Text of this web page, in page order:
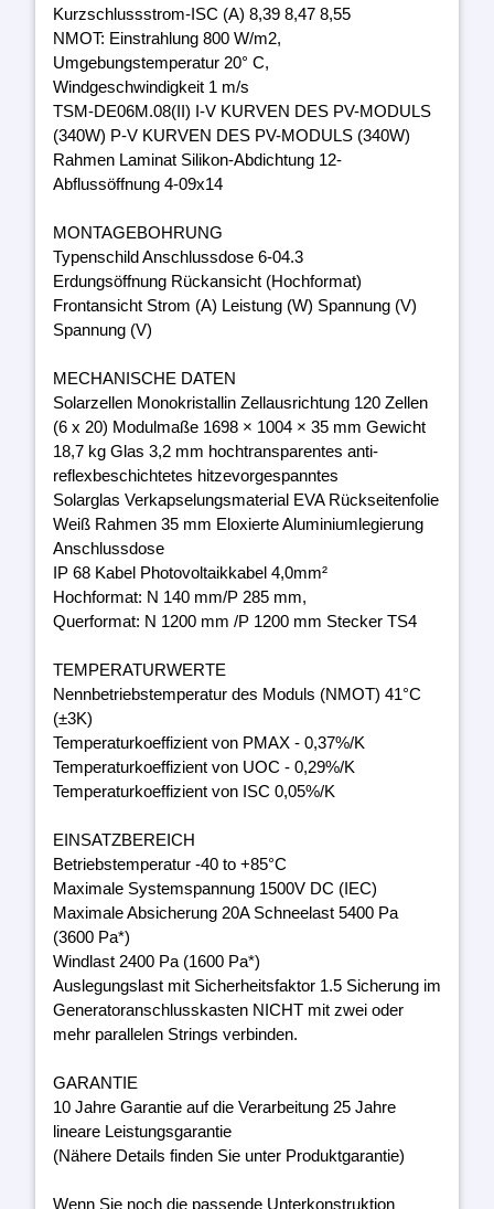
Kurzschlussstrom-ISC (A) 8,39 8,47 8,55
NMOT: Einstrahlung 800 W/m2,
Umgebungstemperatur 20° C,
Windgeschwindigkeit 1 m/s
TSM-DE06M.08(II) I-V KURVEN DES PV-MODULS
(340W) P-V KURVEN DES PV-MODULS (340W)
Rahmen Laminat Silikon-Abdichtung 12-
Abflussöffnung 4-09x14
MONTAGEBOHRUNG
Typenschild Anschlussdose 6-04.3
Erdungsöffnung Rückansicht (Hochformat)
Frontansicht Strom (A) Leistung (W) Spannung (V)
Spannung (V)
MECHANISCHE DATEN
Solarzellen Monokristallin Zellausrichtung 120 Zellen
(6 x 20) Modulmaße 1698 × 1004 × 35 mm Gewicht
18,7 kg Glas 3,2 mm hochtransparentes anti-
reflexbeschichtetes hitzevorgespanntes
Solarglas Verkapselungsmaterial EVA Rückseitenfolie
Weiß Rahmen 35 mm Eloxierte Aluminiumlegierung
Anschlussdose
IP 68 Kabel Photovoltaikkabel 4,0mm²
Hochformat: N 140 mm/P 285 mm,
Querformat: N 1200 mm /P 1200 mm Stecker TS4
TEMPERATURWERTE
Nennbetriebstemperatur des Moduls (NMOT) 41°C
(±3K)
Temperaturkoeffizient von PMAX - 0,37%/K
Temperaturkoeffizient von UOC - 0,29%/K
Temperaturkoeffizient von ISC 0,05%/K
EINSATZBEREICH
Betriebstemperatur -40 to +85°C
Maximale Systemspannung 1500V DC (IEC)
Maximale Absicherung 20A Schneelast 5400 Pa
(3600 Pa*)
Windlast 2400 Pa (1600 Pa*)
Auslegungslast mit Sicherheitsfaktor 1.5 Sicherung im
Generatoranschlusskasten NICHT mit zwei oder
mehr parallelen Strings verbinden.
GARANTIE
10 Jahre Garantie auf die Verarbeitung 25 Jahre
lineare Leistungsgarantie
(Nähere Details finden Sie unter Produktgarantie)
Wenn Sie noch die passende Unterkonstruktion